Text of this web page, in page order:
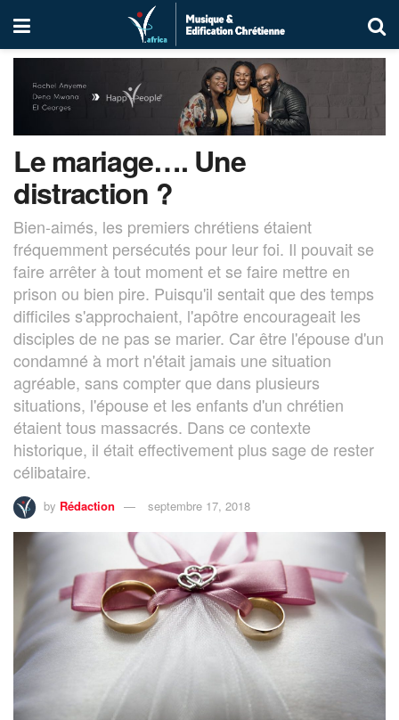
Le mariage…. Une
distraction ?
Bien-aimés, les premiers chrétiens étaient
fréquemment persécutés pour leur foi. Il pouvait se
faire arrêter à tout moment et se faire mettre en
prison ou bien pire. Puisqu'il sentait que des temps
difficiles s'approchaient, l'apôtre encourageait les
disciples de ne pas se marier. Car être l'épouse d'un
condamné à mort n'était jamais une situation
agréable, sans compter que dans plusieurs
situations, l'épouse et les enfants d'un chrétien
étaient tous massacrés. Dans ce contexte
historique, il était effectivement plus sage de rester
célibataire.
by Rédaction septembre 17, 2018